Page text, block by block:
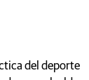
del deporte